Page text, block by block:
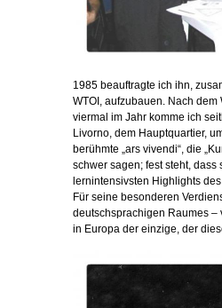
1985 beauftragte ich ihn,
WTOI, aufzubauen. Nach
viermal im Jahr komme ich
Livorno, dem Hauptquartier,
berühmte „ars vivendi“, die
schwer sagen; fest steht,
lernintensivsten Highlights
Für seine besonderen
deutschsprachigen Raumes –
in Europa der einzige, der